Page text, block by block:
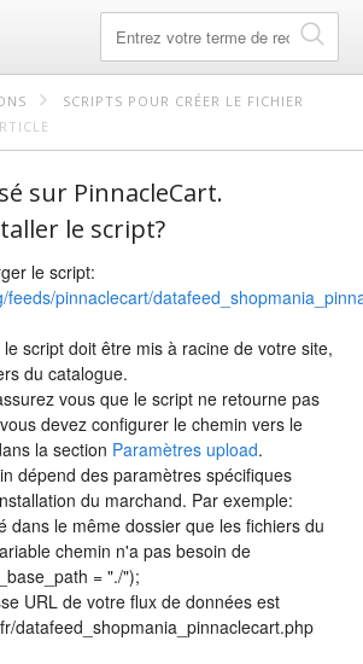
SCRIPTS POUR CRÉER LE FICHIER
sur PinnacleCart.
le script?
le script:
feeds/pinnaclecart/
script doit être mis à racine de votre site,
du catalogue.
vous que le script ne retourne pas
devez configurer le chemin vers le
la section Paramètres upload.
dépend des paramètres spécifiques
du marchand. Par exemple:
dans le même dossier que les fichiers du
chemin n'a pas besoin de
= "./");
URL de votre flux de données est
datafeed_shopmania_pinnaclecart.php